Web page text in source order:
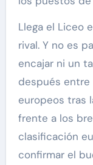
Llega el Liceo
rival. Y no es
encajar ni un
después
europeos tras
frente a los
clasificación
confirmar el